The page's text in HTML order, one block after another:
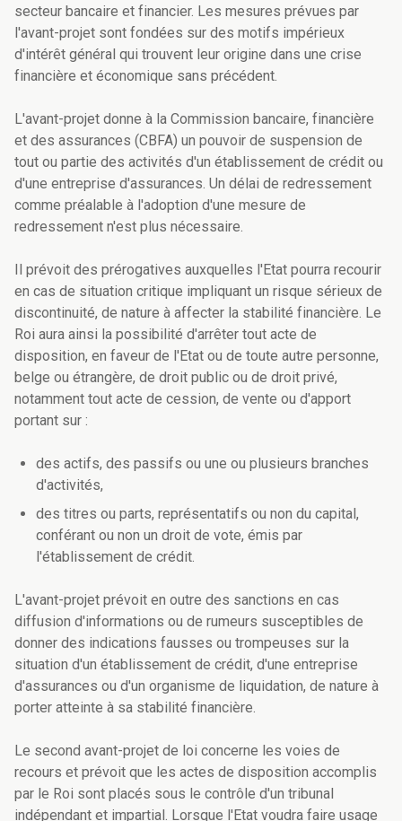
secteur bancaire et financier. Les mesures prévues par
l'avant-projet sont fondées sur des motifs impérieux
d'intérêt général qui trouvent leur origine dans une crise
financière et économique sans précédent.
L'avant-projet donne à la Commission bancaire, financière
et des assurances (CBFA) un pouvoir de suspension de
tout ou partie des activités d'un établissement de crédit ou
d'une entreprise d'assurances. Un délai de redressement
comme préalable à l'adoption d'une mesure de
redressement n'est plus nécessaire.
Il prévoit des prérogatives auxquelles l'Etat pourra recourir
en cas de situation critique impliquant un risque sérieux de
discontinuité, de nature à affecter la stabilité financière. Le
Roi aura ainsi la possibilité d'arrêter tout acte de
disposition, en faveur de l'Etat ou de toute autre personne,
belge ou étrangère, de droit public ou de droit privé,
notamment tout acte de cession, de vente ou d'apport
portant sur :
des actifs, des passifs ou une ou plusieurs branches
d'activités,
des titres ou parts, représentatifs ou non du capital,
conférant ou non un droit de vote, émis par
l'établissement de crédit.
L'avant-projet prévoit en outre des sanctions en cas
diffusion d'informations ou de rumeurs susceptibles de
donner des indications fausses ou trompeuses sur la
situation d'un établissement de crédit, d'une entreprise
d'assurances ou d'un organisme de liquidation, de nature à
porter atteinte à sa stabilité financière.
Le second avant-projet de loi concerne les voies de
recours et prévoit que les actes de disposition accomplis
par le Roi sont placés sous le contrôle d'un tribunal
indépendant et impartial. Lorsque l'Etat voudra faire usage